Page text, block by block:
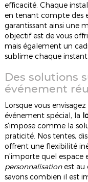
efficacité. Chaque
en tenant compte des
garantissant ainsi une
objectif est de vous
mais également un
sublime chaque instant
Des solutions
événement
Lorsque vous
événement spécial, la
s'impose comme la
praticité. Nos tentes,
offrent une flexibilité
n'importe quel espace
personnalisationest au
savons combien il est